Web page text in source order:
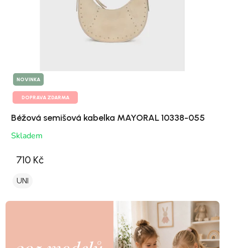
NOVINKA
DOPRAVA ZDARMA
Béžová semišová kabelka MAYORAL 10338-055
Skladem
710 Kč
UNI